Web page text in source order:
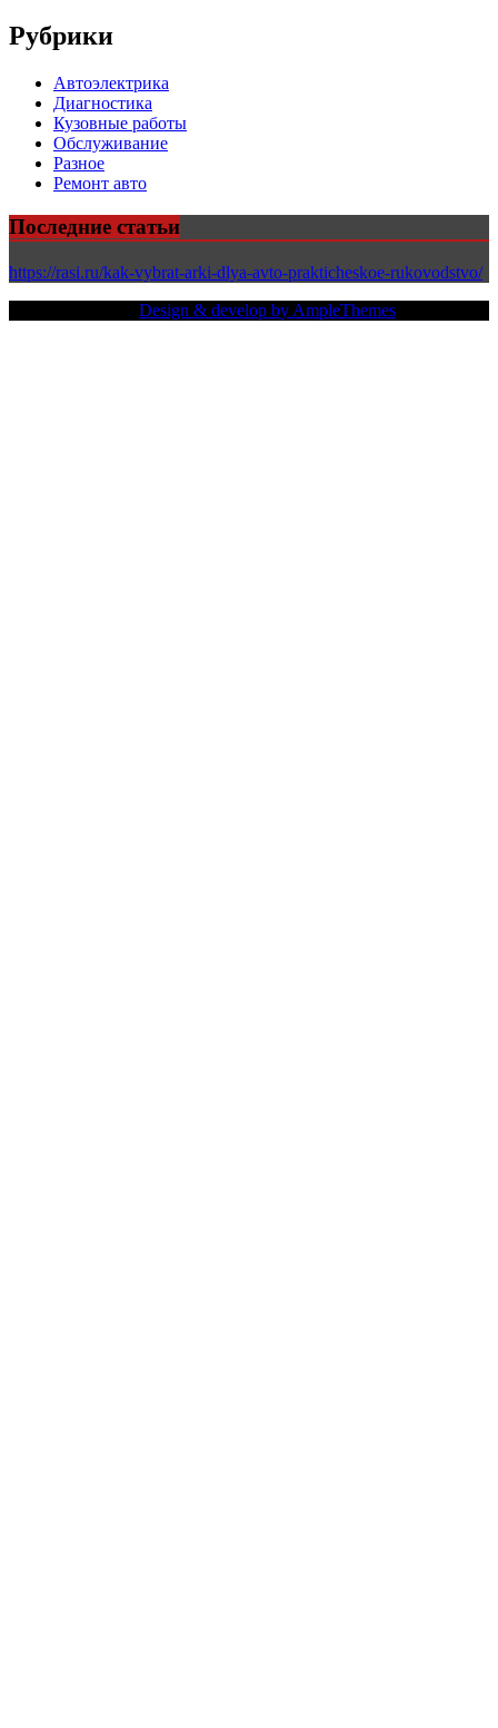
Рубрики
Автоэлектрика
Диагностика
Кузовные работы
Обслуживание
Разное
Ремонт авто
Последние статьи
https://rasi.ru/kak-vybrat-arki-dlya-avto-prakticheskoe-rukovodstvo/
Design & develop by AmpleThemes